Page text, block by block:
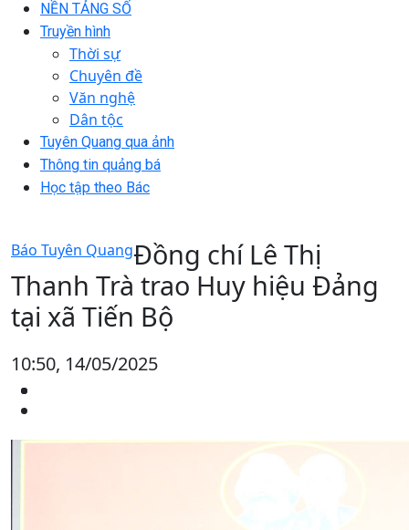
NỀN TẢNG SỐ
Truyền hình
Thời sự
Chuyên đề
Văn nghệ
Dân tộc
Tuyên Quang qua ảnh
Thông tin quảng bá
Học tập theo Bác
Báo Tuyên QuangĐồng chí Lê Thị
Thanh Trà trao Huy hiệu Đảng
tại xã Tiến Bộ
10:50, 14/05/2025